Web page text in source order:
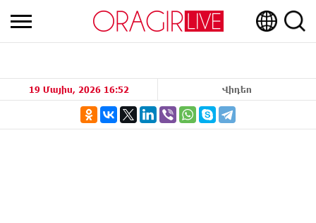
19 Մայիս, 2026 16:52 Վիդեո